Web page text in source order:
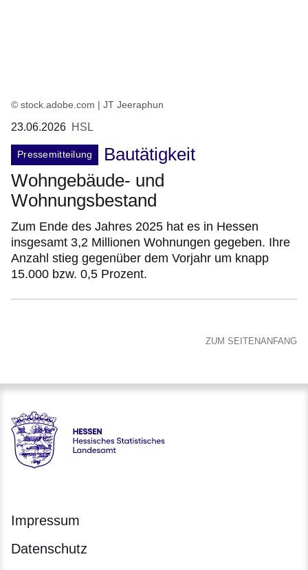
© stock.adobe.com | JT Jeeraphun
23.06.2026 HSL
Pressemitteilung
Bautätigkeit
Wohngebäude- und
Wohnungsbestand
Zum Ende des Jahres 2025 hat es in Hessen
insgesamt 3,2 Millionen Wohnungen gegeben. Ihre
Anzahl stieg gegenüber dem Vorjahr um knapp
15.000 bzw. 0,5 Prozent.
ZUM SEITENANFANG
Hessen - Hessisches Statistisches Landesamt
Impressum
Datenschutz